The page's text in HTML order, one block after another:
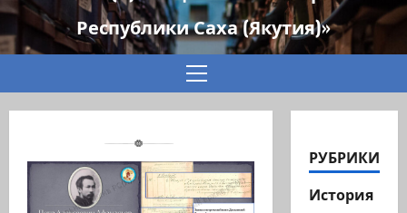
Республики Саха (Якутия)»
Основное
РУБРИКИ
История